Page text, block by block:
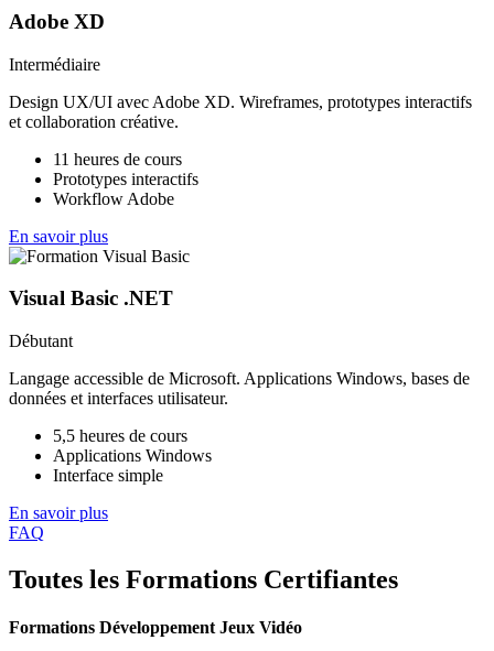
Adobe XD
Intermédiaire
Design UX/UI avec Adobe XD. Wireframes, prototypes interactifs
et collaboration créative.
11 heures de cours
Prototypes interactifs
Workflow Adobe
En savoir plus
Visual Basic .NET
Débutant
Langage accessible de Microsoft. Applications Windows, bases de
données et interfaces utilisateur.
5,5 heures de cours
Applications Windows
Interface simple
En savoir plus
FAQ
Toutes les Formations Certifiantes
Formations Développement Jeux Vidéo